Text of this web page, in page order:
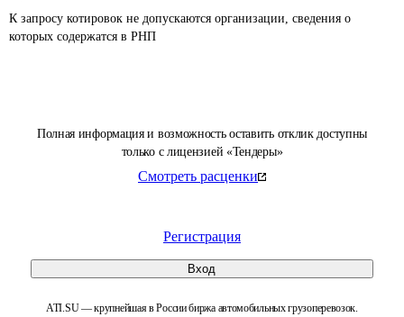
Полная информация и возможность оставить отклик доступны
только с лицензией «Тендеры»
Смотреть расценки
Регистрация
Вход
ATI.SU — крупнейшая в России биржа автомобильных грузоперевозок.
К запросу котировок не допускаются организации, сведения о
которых содержатся в РНП